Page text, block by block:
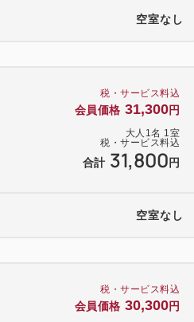
ュージアム）
タジアム（小机）約45分
空室なし
税・サービス料込
会員価格 31,300円
大人 1名 1室
税・サービス料込
合計 31,800 円
空室なし
税・サービス料込
会員価格 30,300円